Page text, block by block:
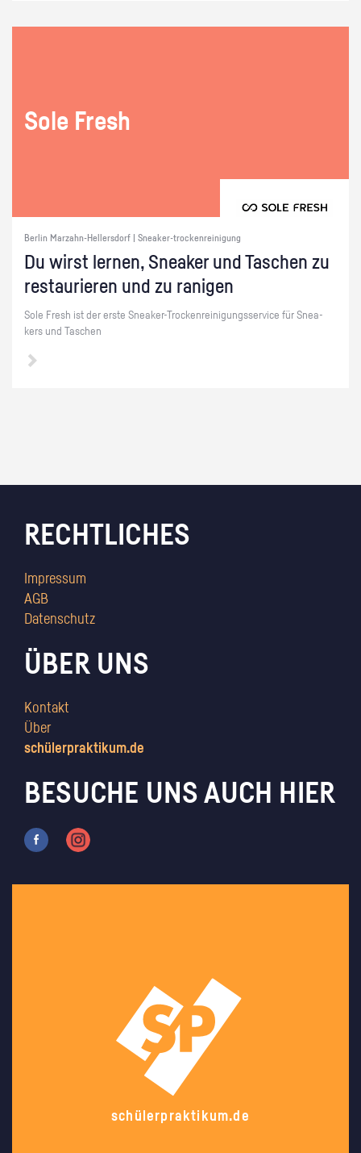
Sole Fresh
Berlin Marzahn-Hellersdorf | Sneaker-trockenreinigung
Du wirst ler­nen, Snea­ker und Ta­schen zu
re­stau­rie­ren und zu ra­ni­gen
Sole Fresh ist der erste Snea­ker-Tro­cken­rei­ni­gungs­ser­vice für Snea­
kers und Ta­schen
RECHTLICHES
Impressum
AGB
Datenschutz
ÜBER UNS
Kontakt
Über
schülerpraktikum.de
BESUCHE UNS AUCH HIER
schülerpraktikum.de